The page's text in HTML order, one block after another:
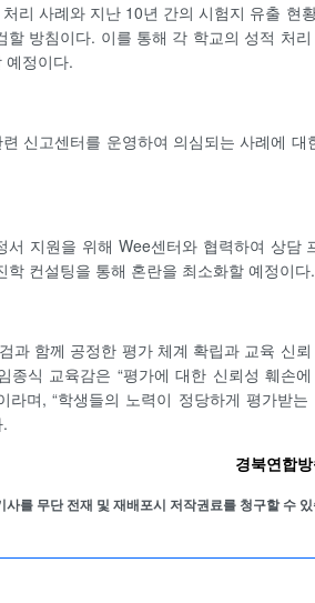
리 사례와 지난 10년 간의 시험지 유출 현
할 방침이다. 이를 통해 각 학교의 성적 처
예정이다.
신고센터를 운영하여 의심되는 사례에
서 지원을 위해 Wee센터와 협력하여 상담
학 컨설팅을 통해 혼란을 최소화할 예정이다.
과 함께 공정한 평가 체계 확립과 교육 신
종식 교육감은 “평가에 대한 신뢰성 훼손
라며, “학생들의 노력이 정당하게 평가받
경북연합
사를 무단 전재 및 재배포시 저작권료를 청구할 수